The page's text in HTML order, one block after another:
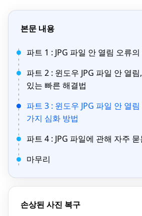
본문 내용
파트 1 : JPG 파일 안 열림 오류
파트 2 : 윈도우 JPG 파일 안 열
있는 빠른 해결법
파트 3 : 윈도우 JPG 파일 안 열
가지 심화 방법
파트 4 : JPG 파일에 관해 자주
마무리
손상된 사진 복구